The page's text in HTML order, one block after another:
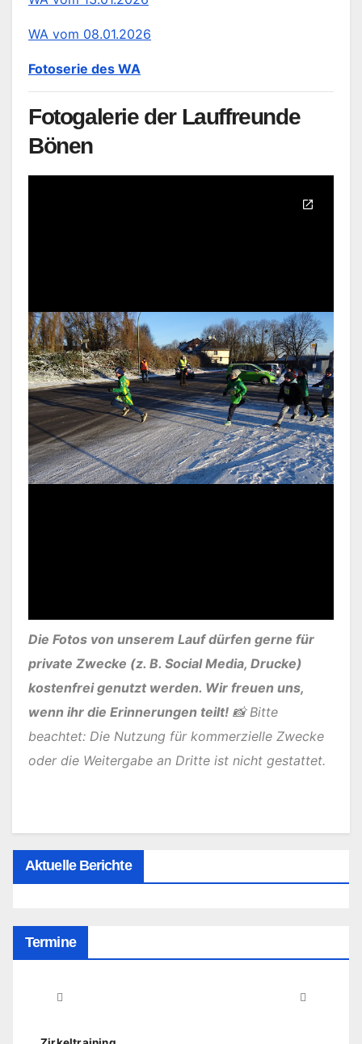
WA vom 08.01.2026
Fotoserie des WA
Fotogalerie der Lauffreunde
Bönen
Die Fotos von unserem Lauf dürfen gerne für
private Zwecke (z. B. Social Media, Drucke)
kostenfrei genutzt werden. Wir freuen uns,
wenn ihr die Erinnerungen teilt! 📸 Bitte
beachtet: Die Nutzung für kommerzielle Zwecke
oder die Weitergabe an Dritte ist nicht gestattet.
Aktuelle Berichte
Termine